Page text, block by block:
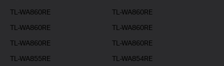
TL-WA860RE
TL-WA860RE
TL-WA860RE
TL-WA860RE
TL-WA860RE
TL-WA860RE
TL-WA855RE
TL-WA854RE